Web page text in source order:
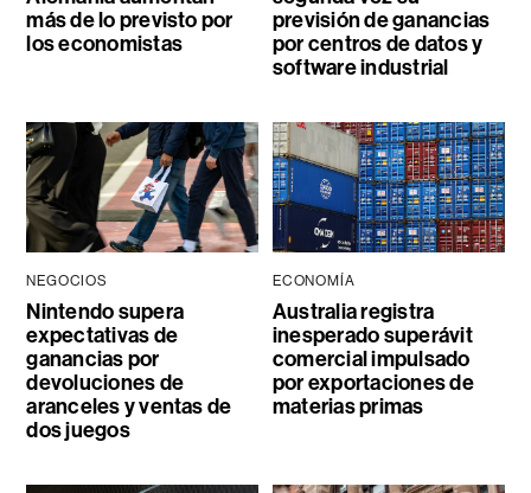
más de lo previsto por
los economistas
previsión de ganancias
por centros de datos y
software industrial
NEGOCIOS
Nintendo supera
expectativas de
ganancias por
devoluciones de
aranceles y ventas de
dos juegos
ECONOMÍA
Australia registra
inesperado superávit
comercial impulsado
por exportaciones de
materias primas